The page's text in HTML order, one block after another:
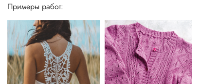
Примеры работ: